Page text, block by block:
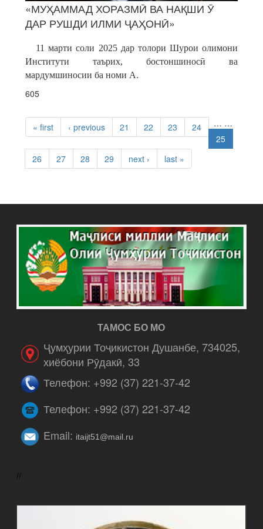
«МУҲАММАД ХОРАЗМӢ ВА НАҚШИ Ӯ
ДАР РУШДИ ИЛМИ ҶАҲОНӢ»
11 марти соли 2025 дар толори Шурои олимони
Институти таърих, бостоншиносӣ ва
мардумшиносии ба номи А.
605
PAGES
« first ‹ previous …
21 22 23
24
25
26
27 28 29
…
next › last »
ТАМОС БО МО
Ҷумҳурии Тоҷикистон Душанбе, 734025,
хиёбони Рӯдакӣ, 33
Телефон: +992 (37) 221-37-42
Телефон: +992 (37) 221-37-42
Email: itaijt51@mail.ru
//